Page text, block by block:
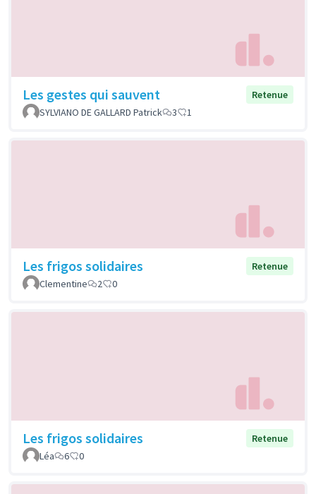
Les gestes qui sauvent
Retenue
SYLVIANO DE GALLARD Patrick
3 1
Les frigos solidaires
Retenue
Clementine
2 0
Les frigos solidaires
Retenue
Léa
6 0